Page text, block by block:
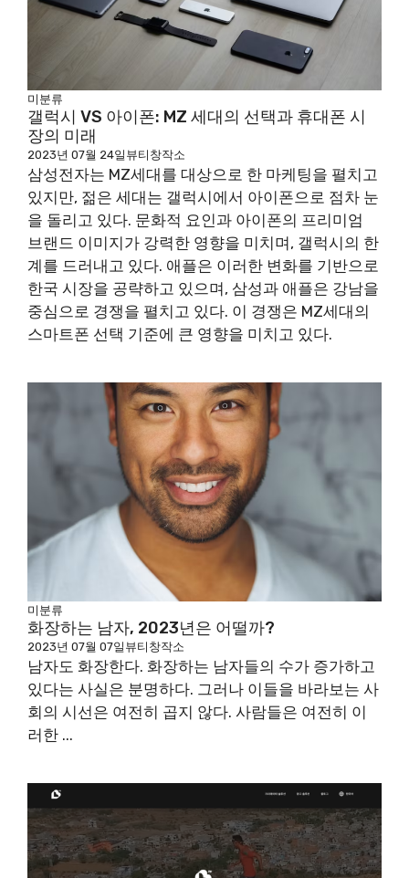
미분류
갤럭시 VS 아이폰: MZ 세대의 선택과 휴대폰 시
장의 미래
2023년 07월 24일 뷰티창작소
삼성전자는 MZ세대를 대상으로 한 마케팅을 펼치고
있지만, 젊은 세대는 갤럭시에서 아이폰으로 점차 눈
을 돌리고 있다. 문화적 요인과 아이폰의 프리미엄
브랜드 이미지가 강력한 영향을 미치며, 갤럭시의 한
계를 드러내고 있다. 애플은 이러한 변화를 기반으로
한국 시장을 공략하고 있으며, 삼성과 애플은 강남을
중심으로 경쟁을 펼치고 있다. 이 경쟁은 MZ세대의
스마트폰 선택 기준에 큰 영향을 미치고 있다.
미분류
화장하는 남자, 2023년은 어떨까?
2023년 07월 07일 뷰티창작소
남자도 화장한다. 화장하는 남자들의 수가 증가하고
있다는 사실은 분명하다. 그러나 이들을 바라보는 사
회의 시선은 여전히 곱지 않다. 사람들은 여전히 이
러한 ...